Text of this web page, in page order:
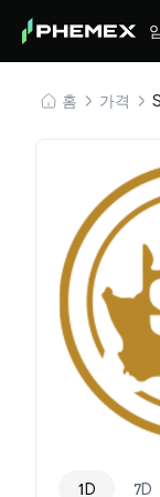
홈 가격
1D 7D